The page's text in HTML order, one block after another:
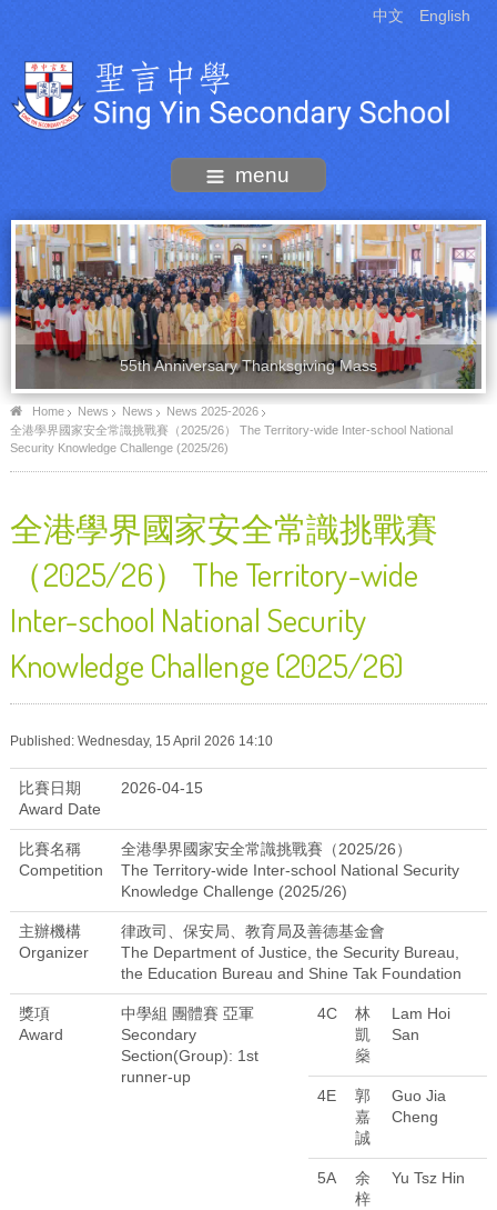
中文 English
menu
55th Anniversary Thanksgiving Mass
Home News News
News 2025-2026
全港學界國家安全常識挑戰賽（2025/26） The Territory-wide Inter-school National
Security Knowledge Challenge (2025/26)
全港學界國家安全常識挑戰賽
（2025/26） The Territory-wide
Inter-school National Security
Knowledge Challenge (2025/26)
Published: Wednesday, 15 April 2026 14:10
比賽日期
Award Date
2026-04-15
比賽名稱
Competition
全港學界國家安全常識挑戰賽（2025/26）
The Territory-wide Inter-school National Security
Knowledge Challenge (2025/26)
主辦機構
Organizer
律政司、保安局、教育局及善德基金會
The Department of Justice, the Security Bureau,
the Education Bureau and Shine Tak Foundation
獎項
Award
中學組 團體賽 亞軍
Secondary
Section(Group): 1st
runner-up
4C
林
凱
燊
Lam Hoi
San
4E
郭
嘉
誠
Guo Jia
Cheng
5A
余
梓
Yu Tsz Hin